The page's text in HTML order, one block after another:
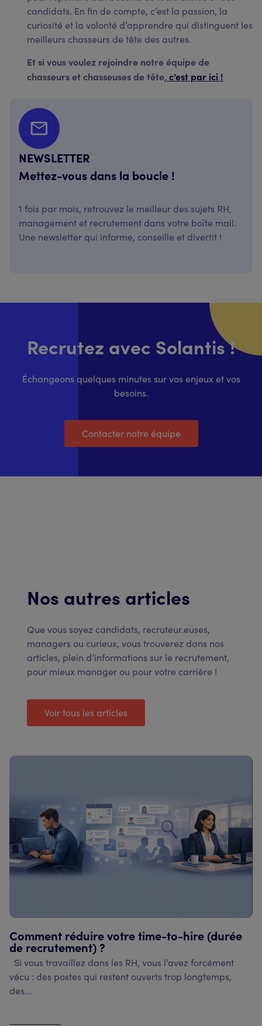
candidats. En fin de compte, c’est la passion, la
curiosité et la volonté d’apprendre qui distinguent les
meilleurs chasseurs de tête des autres.
Et si vous voulez rejoindre notre équipe de
chasseurs et chasseuses de tête, c’est par ici !
NEWSLETTER
Mettez-vous dans la boucle !
1 fois par mois, retrouvez le meilleur des sujets RH,
management et recrutement dans votre boîte mail.
Une newsletter qui informe, conseille et divertit !
Recrutez avec Solantis !
Échangeons quelques minutes sur vos enjeux et vos
besoins.
Contacter notre équipe
Nos autres articles
Que vous soyez candidats, recruteur.euses,
managers ou curieux, vous trouverez dans nos
articles, plein d’informations sur le recrutement,
pour mieux manager ou pour votre carrière !
Voir tous les articles
Comment réduire votre time-to-hire (durée
de recrutement) ?
Si vous travaillez dans les RH, vous l’avez forcément
vécu : des postes qui restent ouverts trop longtemps,
des...